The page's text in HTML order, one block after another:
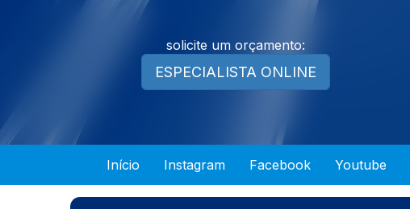
solicite um orçamento:
ESPECIALISTA ONLINE
Início Instagram Facebook Youtube